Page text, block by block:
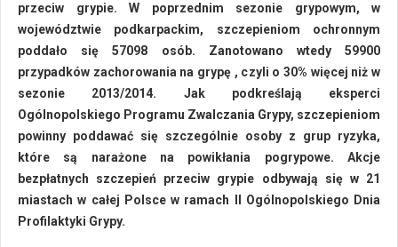
przeciw grypie. W poprzednim sezonie grypowym, w
województwie podkarpackim, szczepieniom ochronnym
poddało się 57098 osób. Zanotowano wtedy 59900
przypadków zachorowania na grypę , czyli o 30% więcej niż w
sezonie 2013/2014. Jak podkreślają eksperci
Ogólnopolskiego Programu Zwalczania Grypy, szczepieniom
powinny poddawać się szczególnie osoby z grup ryzyka,
które są narażone na powikłania pogrypowe. Akcje
bezpłatnych szczepień przeciw grypie odbywają się w 21
miastach w całej Polsce w ramach II Ogólnopolskiego Dnia
Profilaktyki Grypy.